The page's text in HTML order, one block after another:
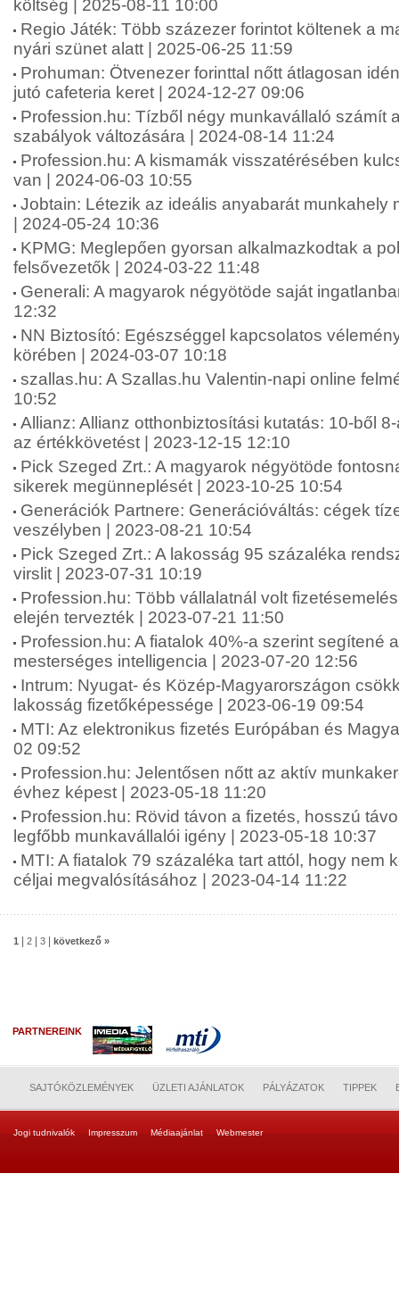
költség | 2025-08-11 10:00
Regio Játék: Több százezer forintot költenek a
nyári szünet alatt | 2025-06-25 11:59
Prohuman: Ötvenezer forinttal nőtt átlagosan
jutó cafeteria keret | 2024-12-27 09:06
Profession.hu: Tízből négy munkavállaló számít
szabályok változására | 2024-08-14 11:24
Profession.hu: A kismamák visszatérésében
van | 2024-06-03 10:55
Jobtain: Létezik az ideális anyabarát munkahely
| 2024-05-24 10:36
KPMG: Meglepően gyorsan alkalmazkodtak a
felsővezetők | 2024-03-22 11:48
Generali: A magyarok négyötöde saját
12:32
NN Biztosító: Egészséggel kapcsolatos
körében | 2024-03-07 10:18
szallas.hu: A Szallas.hu Valentin-napi online
10:52
Allianz: Allianz otthonbiztosítási kutatás: 10-ből
az értékkövetést | 2023-12-15 12:10
Pick Szeged Zrt.: A magyarok négyötöde
sikerek megünneplését | 2023-10-25 10:54
Generációk Partnere: Generációváltás: cégek
veszélyben | 2023-08-21 10:54
Pick Szeged Zrt.: A lakosság 95 százaléka
virslit | 2023-07-31 10:19
Profession.hu: Több vállalatnál volt
elején tervezték | 2023-07-21 11:50
Profession.hu: A fiatalok 40%-a szerint segítené
mesterséges intelligencia | 2023-07-20 12:56
Intrum: Nyugat- és Közép-Magyarországon
lakosság fizetőképessége | 2023-06-19 09:54
MTI: Az elektronikus fizetés Európában és
02 09:52
Profession.hu: Jelentősen nőtt az aktív
évhez képest | 2023-05-18 11:20
Profession.hu: Rövid távon a fizetés, hosszú
legfőbb munkavállalói igény | 2023-05-18 10:37
MTI: A fiatalok 79 százaléka tart attól, hogy nem
céljai megvalósításához | 2023-04-14 11:22
1 2 3 következő »
PARTNEREINK
SAJTÓKÖZLEMÉNYEK ÜZLETI AJÁNLATOK PÁLYÁZATOK TIPPEK
Jogi tudnivalók Impresszum Médiaajánlat Webmester